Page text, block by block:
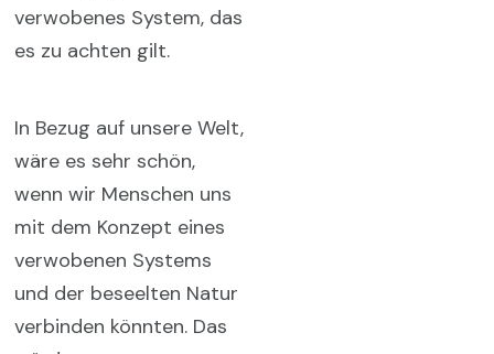
verwobenes System, das
es zu achten gilt.
In Bezug auf unsere Welt,
wäre es sehr schön,
wenn wir Menschen uns
mit dem Konzept eines
verwobenen Systems
und der beseelten Natur
verbinden könnten. Das